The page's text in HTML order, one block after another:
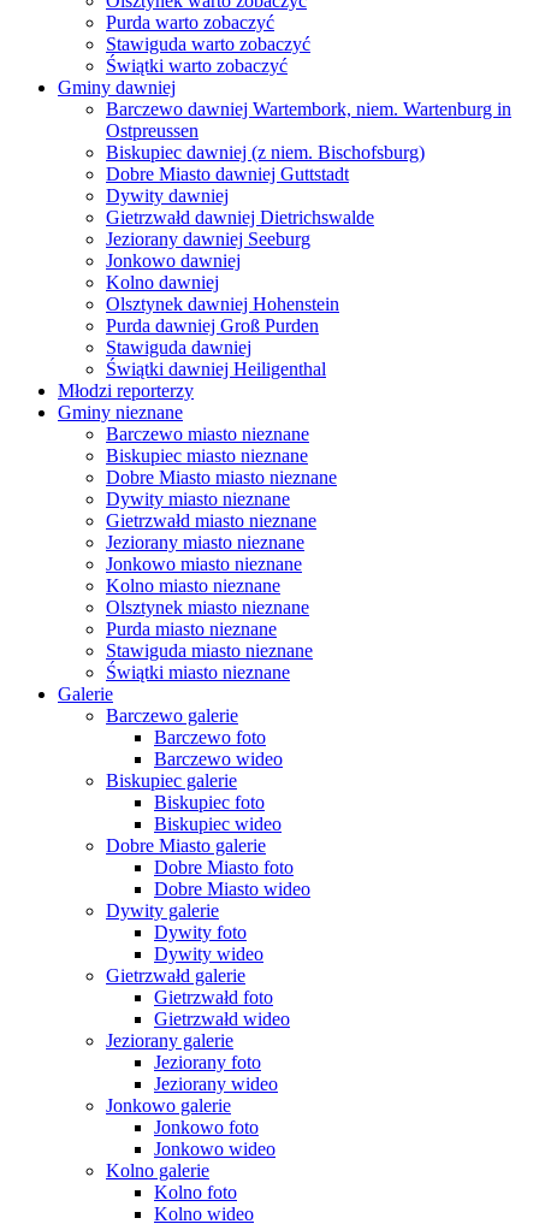
Purda warto zobaczyć
Stawiguda warto zobaczyć
Świątki warto zobaczyć
Gminy dawniej
Barczewo dawniej Wartembork, niem. Wartenburg in
Ostpreussen
Biskupiec dawniej (z niem. Bischofsburg)
Dobre Miasto dawniej Guttstadt
Dywity dawniej
Gietrzwałd dawniej Dietrichswalde
Jeziorany dawniej Seeburg
Jonkowo dawniej
Kolno dawniej
Olsztynek dawniej Hohenstein
Purda dawniej Groß Purden
Stawiguda dawniej
Świątki dawniej Heiligenthal
Młodzi reporterzy
Gminy nieznane
Barczewo miasto nieznane
Biskupiec miasto nieznane
Dobre Miasto miasto nieznane
Dywity miasto nieznane
Gietrzwałd miasto nieznane
Jeziorany miasto nieznane
Jonkowo miasto nieznane
Kolno miasto nieznane
Olsztynek miasto nieznane
Purda miasto nieznane
Stawiguda miasto nieznane
Świątki miasto nieznane
Galerie
Barczewo galerie
Barczewo foto
Barczewo wideo
Biskupiec galerie
Biskupiec foto
Biskupiec wideo
Dobre Miasto galerie
Dobre Miasto foto
Dobre Miasto wideo
Dywity galerie
Dywity foto
Dywity wideo
Gietrzwałd galerie
Gietrzwałd foto
Gietrzwałd wideo
Jeziorany galerie
Jeziorany foto
Jeziorany wideo
Jonkowo galerie
Jonkowo foto
Jonkowo wideo
Kolno galerie
Kolno foto
Kolno wideo